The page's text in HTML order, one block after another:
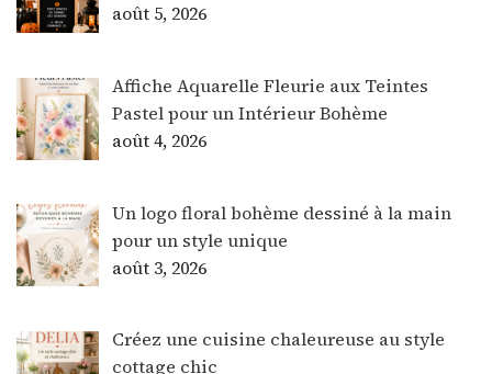
août 5, 2026
Affiche Aquarelle Fleurie aux Teintes
Pastel pour un Intérieur Bohème
août 4, 2026
Un logo floral bohème dessiné à la main
pour un style unique
août 3, 2026
Créez une cuisine chaleureuse au style
cottage chic